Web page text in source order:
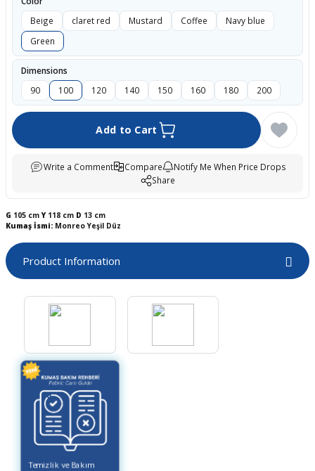
Beige
claret red Mustard Coffee
Navy blue
Green
Dimensions
90
100 120 140 150 160 180 200
Add to Cart
Write a Comment Compare
Notify Me When Price Drops
Share
G 105 cmY118 cm D 13 cm
Kumaş İsmi: Monreo Yeşil Düz
Product Information
Temizlik ve Bakım